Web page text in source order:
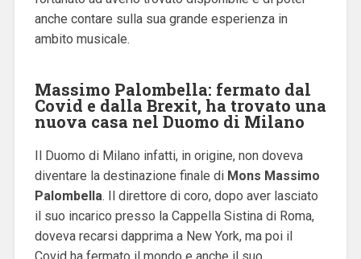
anche contare sulla sua grande esperienza in
ambito musicale.
Massimo Palombella: fermato dal
Covid e dalla Brexit, ha trovato una
nuova casa nel Duomo di Milano
Il Duomo di Milano infatti, in origine, non doveva
diventare la destinazione finale di Mons Massimo
Palombella. Il direttore di coro, dopo aver lasciato
il suo incarico presso la Cappella Sistina di Roma,
doveva recarsi dapprima a New York, ma poi il